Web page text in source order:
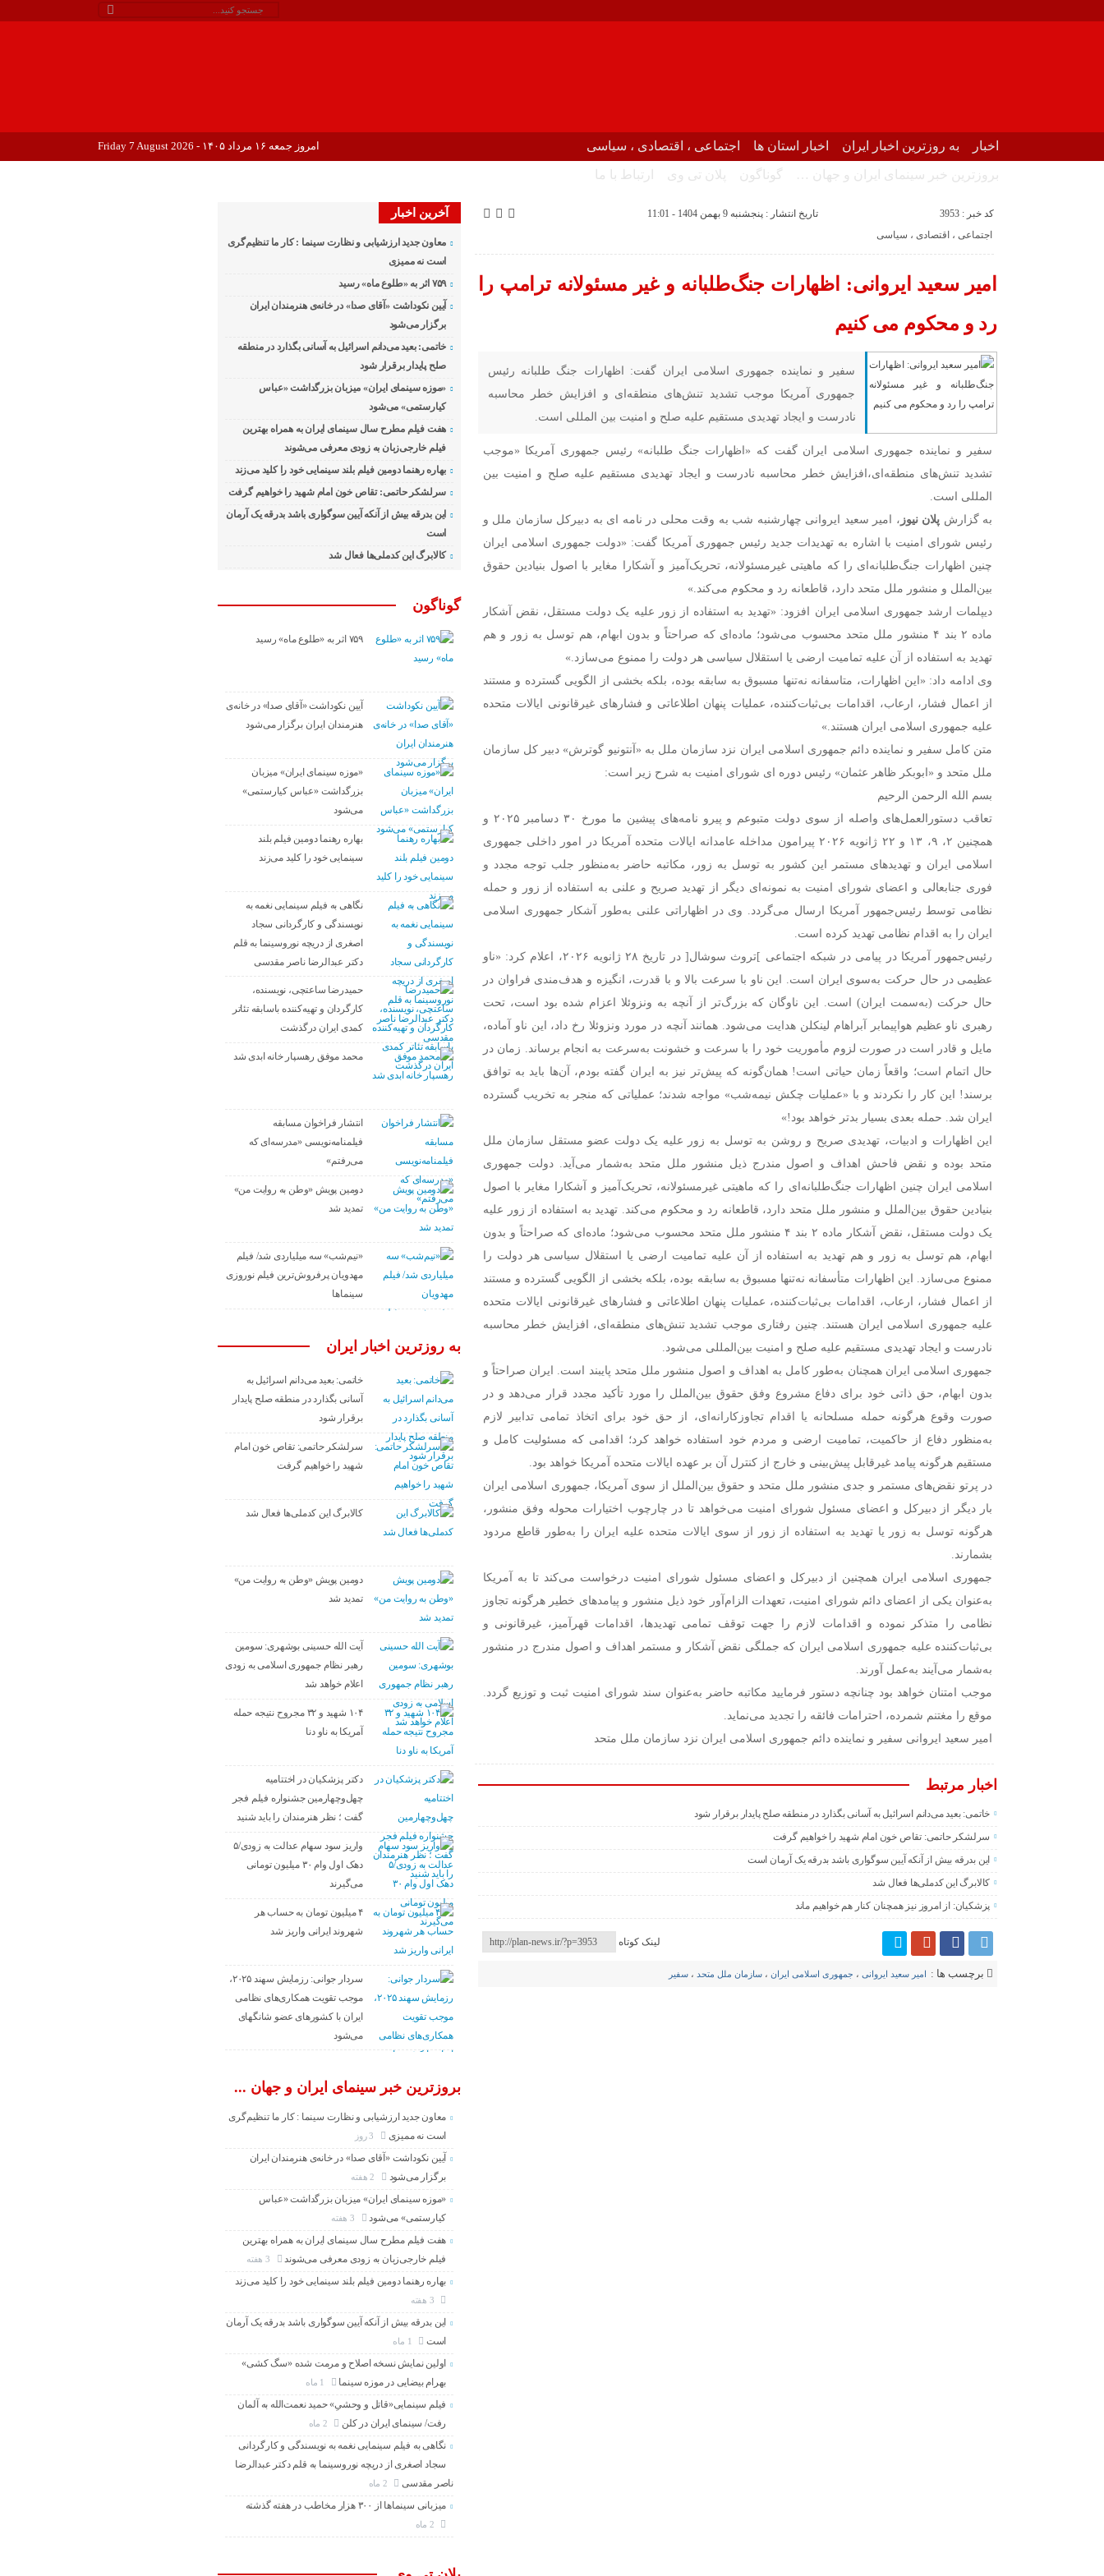
اخبار به روزترین اخبار ایران اخبار استان ها اجتماعی ، اقتصادی ، سیاسی
بروزترین خبر سینمای ایران و جهان … گوناگون پلان تی وی ارتباط با ما
امروز جمعه ۱۶ مرداد ۱۴۰۵ - Friday 7 August 2026
کد خبر : 3953
تاریخ انتشار : پنجشنبه 9 بهمن 1404 - 11:01
اجتماعی ، اقتصادی ، سیاسی
امیر سعید ایروانی: اظهارات جنگ‌طلبانه و غیر مسئولانه ترامپ را
رد و محکوم می کنیم
سفیر و نماینده جمهوری اسلامی ایران گفت: اظهارات جنگ طلبانه رئیس
جمهوری آمریکا موجب تشدید تنش‌های منطقه‌ای و افزایش خطر محاسبه
نادرست و ایجاد تهدیدی مستقیم علیه صلح و امنیت بین المللی است.
سفیر و نماینده جمهوری اسلامی ایران گفت که «اظهارات جنگ طلبانه» رئیس جمهوری آمریکا «موجب
تشدید تنش‌های منطقه‌ای،افزایش خطر محاسبه نادرست و ایجاد تهدیدی مستقیم علیه صلح و امنیت بین
المللی است.
به گزارش پلان نیوز ، امیر سعید ایروانی چهارشنبه شب به وقت محلی در نامه ای به دبیرکل سازمان ملل و
رئیس شورای امنیت با اشاره به تهدیدات جدید رئیس جمهوری آمریکا گفت: «دولت جمهوری اسلامی ایران
چنین اظهارات جنگ‌طلبانه‌ای را که ماهیتی غیرمسئولانه، تحریک‌آمیز و آشکارا مغایر با اصول بنیادین حقوق
بین‌الملل و منشور ملل متحد دارد، قاطعانه رد و محکوم می‌کند.»
دیپلمات ارشد جمهوری اسلامی ایران افزود: «تهدید به استفاده از زور علیه یک دولت مستقل، نقض آشکار
ماده ۲ بند ۴ منشور ملل متحد محسوب می‌شود؛ ماده‌ای که صراحتاً و بدون ابهام، هم توسل به زور و هم
تهدید به استفاده از آن علیه تمامیت ارضی یا استقلال سیاسی هر دولت را ممنوع می‌سازد.»
وی ادامه داد: «این اظهارات، متاسفانه نه‌تنها مسبوق به سابقه بوده، بلکه بخشی از الگویی گسترده و مستند
از اعمال فشار، ارعاب، اقدامات بی‌ثبات‌کننده، عملیات پنهان اطلاعاتی و فشارهای غیرقانونی ایالات متحده
علیه جمهوری اسلامی ایران هستند.»
متن کامل سفیر و نماینده دائم جمهوری اسلامی ایران نزد سازمان ملل به «آنتونیو گوترش» دبیر کل سازمان
ملل متحد و «ابوبکر ظاهر عثمان» رئیس دوره ای شورای امنیت به شرح زیر است:
بسم الله الرحمن الرحیم
تعاقب دستورالعمل‌های واصله از سوی دولت متبوعم و پیرو نامه‌های پیشین ما مورخ ۳۰ دسامبر ۲۰۲۵ و
همچنین ۲، ۹، ۱۳ و ۲۲ ژانویه ۲۰۲۶ پیرامون مداخله عامدانه ایالات متحده آمریکا در امور داخلی جمهوری
اسلامی ایران و تهدیدهای مستمر این کشور به توسل به زور، مکاتبه حاضر به‌منظور جلب توجه مجدد و
فوری جنابعالی و اعضای شورای امنیت به نمونه‌ای دیگر از تهدید صریح و علنی به استفاده از زور و حمله
نظامی توسط رئیس‌جمهور آمریکا ارسال می‌گردد. وی در اظهاراتی علنی به‌طور آشکار جمهوری اسلامی
ایران را به اقدام نظامی تهدید کرده است.
رئیس‌جمهور آمریکا در پیامی در شبکه‌ اجتماعی ]تروث سوشال[ در تاریخ ۲۸ ژانویه ۲۰۲۶، اعلام کرد: «ناو
عظیمی در حال حرکت به‌سوی ایران است. این ناو با سرعت بالا و با قدرت، انگیزه و هدف‌مندی فراوان در
حال حرکت (به‌سمت ایران) است. این ناوگان که بزرگ‌تر از آنچه به ونزوئلا اعزام شده بود است، تحت
رهبری ناو عظیم هواپیمابر آبراهام لینکلن هدایت می‌شود. همانند آنچه در مورد ونزوئلا رخ داد، این ناو آماده،
مایل و قادر است در صورت لزوم مأموریت خود را با سرعت و خشونت به‌سرعت به انجام برساند. زمان در
حال اتمام است؛ واقعاً زمان حیاتی است! همان‌گونه که پیش‌تر نیز به ایران گفته بودم، آن‌ها باید به توافق
برسند! این کار را نکردند و با «عملیات چکش نیمه‌شب» مواجه شدند؛ عملیاتی که منجر به تخریب گسترده
ایران شد. حمله بعدی بسیار بدتر خواهد بود!»
این اظهارات و ادبیات، تهدیدی صریح و روشن به توسل به زور علیه یک دولت عضو مستقل سازمان ملل
متحد بوده و نقض فاحش اهداف و اصول مندرج ذیل منشور ملل متحد به‌شمار می‌آید. دولت جمهوری
اسلامی ایران چنین اظهارات جنگ‌طلبانه‌ای را که ماهیتی غیرمسئولانه، تحریک‌آمیز و آشکارا مغایر با اصول
بنیادین حقوق بین‌الملل و منشور ملل متحد دارد، قاطعانه رد و محکوم می‌کند. تهدید به استفاده از زور علیه
یک دولت مستقل، نقض آشکار ماده ۲ بند ۴ منشور ملل متحد محسوب می‌شود؛ ماده‌ای که صراحتاً و بدون
ابهام، هم توسل به زور و هم تهدید به استفاده از آن علیه تمامیت ارضی یا استقلال سیاسی هر دولت را
ممنوع می‌سازد. این اظهارات متأسفانه نه‌تنها مسبوق به سابقه بوده، بلکه بخشی از الگویی گسترده و مستند
از اعمال فشار، ارعاب، اقدامات بی‌ثبات‌کننده، عملیات پنهان اطلاعاتی و فشارهای غیرقانونی ایالات متحده
علیه جمهوری اسلامی ایران هستند. چنین رفتاری موجب تشدید تنش‌های منطقه‌ای، افزایش خطر محاسبه
نادرست و ایجاد تهدیدی مستقیم علیه صلح و امنیت بین‌المللی می‌شود.
جمهوری اسلامی ایران همچنان به‌طور کامل به اهداف و اصول منشور ملل متحد پایبند است. ایران صراحتاً و
بدون ابهام، حق ذاتی خود برای دفاع مشروع وفق حقوق بین‌الملل را مورد تأکید مجدد قرار می‌دهد و در
صورت وقوع هرگونه حمله مسلحانه یا اقدام تجاوزکارانه‌ای، از حق خود برای اتخاذ تمامی تدابیر لازم
به‌منظور دفاع از حاکمیت، تمامیت ارضی و مردم خود استفاده خواهد کرد؛ اقدامی که مسئولیت کامل و
مستقیم هرگونه پیامد غیرقابل پیش‌بینی و خارج از کنترل آن بر عهده ایالات متحده آمریکا خواهد بود.
در پرتو نقض‌های مستمر و جدی منشور ملل متحد و حقوق بین‌الملل از سوی آمریکا، جمهوری اسلامی ایران
بار دیگر از دبیرکل و اعضای مسئول شورای امنیت می‌خواهد تا در چارچوب اختیارات محوله وفق منشور،
هرگونه توسل به زور یا تهدید به استفاده از زور از سوی ایالات متحده علیه ایران را به‌طور قاطع مردود
بشمارند.
جمهوری اسلامی ایران همچنین از دبیرکل و اعضای مسئول شورای امنیت درخواست می‌کند تا به آمریکا
به‌عنوان یکی از اعضای دائم شورای امنیت، تعهدات الزام‌آور خود ذیل منشور و پیامدهای خطیر هرگونه تجاوز
نظامی را متذکر نموده و اقدامات لازم را جهت توقف تمامی تهدیدها، اقدامات قهرآمیز، غیرقانونی و
بی‌ثبات‌کننده علیه جمهوری اسلامی ایران که جملگی نقض‌ آشکار و مستمر اهداف و اصول مندرج در منشور
به‌شمار می‌آیند به‌عمل آورند.
موجب امتنان خواهد بود چنانچه دستور فرمایید مکاتبه حاضر به‌عنوان سند شورای امنیت ثبت و توزیع گردد.
موقع را مغتنم شمرده، احترامات فائقه را تجدید می‌نماید.
امیر سعید ایروانی سفیر و نماینده دائم جمهوری اسلامی ایران نزد سازمان ملل متحد
اخبار مرتبط
خاتمی: بعید می‌دانم اسرائیل به آسانی بگذارد در منطقه صلح پایدار برقرار شود
سرلشکر حاتمی: تقاص خون امام شهید را خواهیم گرفت
این بدرقه بیش از آنکه آیین سوگواری باشد بدرقه یک آرمان است
کالابرگ این کدملی‌ها فعال شد
پزشکیان: از امروز نیز همچنان کنار هم خواهیم ماند
لینک کوتاه
برچسب ها : امیر سعید ایروانی ، جمهوری اسلامی ایران ، سازمان ملل متحد ، سفیر
آخرین اخبار
معاون جدید ارزشیابی و نظارت سینما : کار ما تنظیم‌گری
است نه ممیزی
۷۵۹ اثر به «طلوع ماه» رسید
آیین نکوداشت «آقای صدا» در خانه‌ی هنرمندان ایران
برگزار می‌شود
خاتمی: بعید می‌دانم اسرائیل به آسانی بگذارد در منطقه
صلح پایدار برقرار شود
«موزه سینمای ایران» میزبان بزرگداشت «عباس
کیارستمی» می‌شود
هفت فیلم مطرح سال سینمای ایران به همراه بهترین
فیلم خارجی‌زبان به زودی معرفی می‌شوند
بهاره رهنما دومین فیلم بلند سینمایی خود را کلید می‌زند
سرلشکر حاتمی: تقاص خون امام شهید را خواهیم گرفت
این بدرقه بیش از آنکه آیین سوگواری باشد بدرقه یک آرمان
است
کالابرگ این کدملی‌ها فعال شد
گوناگون
۷۵۹ اثر به «طلوع ماه» رسید
آیین نکوداشت «آقای صدا» در خانه‌ی
هنرمندان ایران برگزار می‌شود
«موزه سینمای ایران» میزبان
بزرگداشت «عباس کیارستمی»
می‌شود
بهاره رهنما دومین فیلم بلند
سینمایی خود را کلید می‌زند
نگاهی به فیلم سینمایی نغمه به
نویسندگی و کارگردانی سجاد
اصغری از دریچه نوروسینما به قلم
دکتر عبدالرضا ناصر مقدسی
حمیدرضا ساعتچی، نویسنده،
کارگردان و تهیه‌کننده باسابقه تئاتر
کمدی ایران درگذشت
محمد موفق رهسپار خانه ابدی شد
انتشار فراخوان مسابقه
فیلمنامه‌نویسی «مدرسه‌ای که
می‌رفتم»
دومین پویش «وطن به روایت من»
تمدید شد
«نیم‌شب» سه میلیاردی شد/ فیلم
مهدویان پرفروش‌ترین فیلم نوروزی
سینماها
به روزترین اخبار ایران
خاتمی: بعید می‌دانم اسرائیل به
آسانی بگذارد در منطقه صلح پایدار
برقرار شود
سرلشکر حاتمی: تقاص خون امام
شهید را خواهیم گرفت
کالابرگ این کدملی‌ها فعال شد
دومین پویش «وطن به روایت من»
تمدید شد
آیت الله حسینی بوشهری: سومین
رهبر نظام جمهوری اسلامی به زودی
اعلام خواهد شد
۱۰۴ شهید و ۳۲ مجروح نتیجه حمله
آمریکا به ناو دنا
دکتر پزشکیان در اختتامیه
چهل‌وچهارمین جشنواره فیلم فجر
گفت ؛ نظر هنرمندان را باید شنید
واریز سود سهام عدالت به زودی/۵
دهک اول وام ۳۰ میلیون تومانی
می‌گیرند
۴ میلیون تومان به حساب هر
شهروند ایرانی واریز شد
سردار جوانی: رزمایش سهند ۲۰۲۵،
موجب تقویت همکاری‌های نظامی
ایران با کشور‌های عضو شانگهای
می‌شود
بروزترین خبر سینمای ایران و جهان ...
معاون جدید ارزشیابی و نظارت سینما : کار ما تنظیم‌گری
است نه ممیزی
آیین نکوداشت «آقای صدا» در خانه‌ی هنرمندان ایران
برگزار می‌شود
«موزه سینمای ایران» میزبان بزرگداشت «عباس
کیارستمی» می‌شود
هفت فیلم مطرح سال سینمای ایران به همراه بهترین
فیلم خارجی‌زبان به زودی معرفی می‌شوند
بهاره رهنما دومین فیلم بلند سینمایی خود را کلید می‌زند
این بدرقه بیش از آنکه آیین سوگواری باشد بدرقه یک آرمان
است
اولین نمایش نسخه اصلاح و مرمت شده «سگ کشی»
بهرام بیضایی در موزه سینما
فیلم سینمایی«قاتل و وحشیِ» حمید نعمت‌الله به آلمان
رفت/ سینمای ایران در کلن
نگاهی به فیلم سینمایی نغمه به نویسندگی و کارگردانی
سجاد اصغری از دریچه نوروسینما به قلم دکتر عبدالرضا
ناصر مقدسی
میزبانی سینماها از ۳۰۰ هزار مخاطب در هفته گذشته